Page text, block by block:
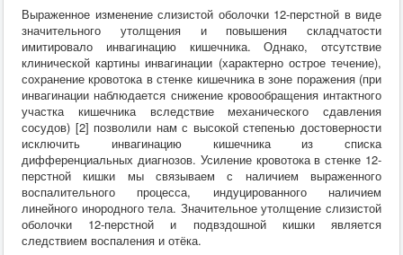
Выраженное изменение слизистой оболочки 12-перстной в виде
значительного утолщения и повышения складчатости
имитировало инвагинацию кишечника. Однако, отсутствие
клинической картины инвагинации (характерно острое течение),
сохранение кровотока в стенке кишечника в зоне поражения (при
инвагинации наблюдается снижение кровообращения интактного
участка кишечника вследствие механического сдавления
сосудов) [2] позволили нам с высокой степенью достоверности
исключить инвагинацию кишечника из списка
дифференциальных диагнозов. Усиление кровотока в стенке 12-
перстной кишки мы связываем с наличием выраженного
воспалительного процесса, индуцированного наличием
линейного инородного тела. Значительное утолщение слизистой
оболочки 12-перстной и подвздошной кишки является
следствием воспаления и отёка.